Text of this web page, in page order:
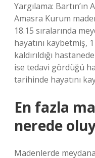
Yargılama:
Amasra Kurum
18.15 sıralarında
hayatını kaybetmiş,
kaldırıldığı
ise tedavi gördüğü
tarihinde hayatını
En fazla
nerede
Madenlerde